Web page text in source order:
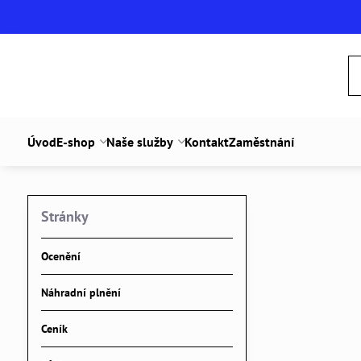
ÚvodE-shop Naše služby KontaktZaměstnání
Stránky
Ocenění
Náhradní plnění
Ceník